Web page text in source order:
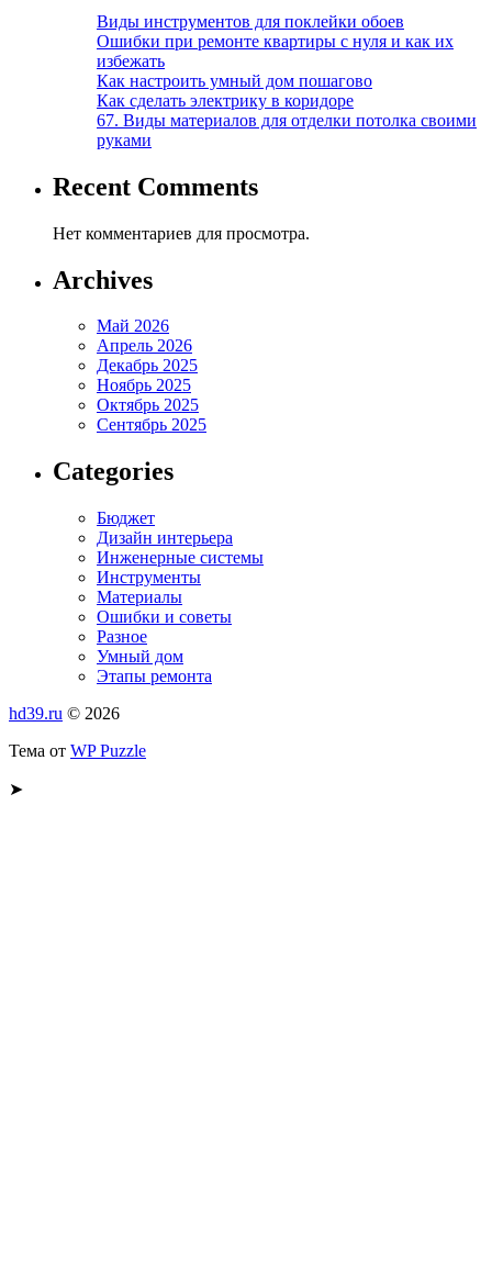
Виды инструментов для поклейки обоев
Ошибки при ремонте квартиры с нуля и как их
избежать
Как настроить умный дом пошагово
Как сделать электрику в коридоре
67. Виды материалов для отделки потолка своими
руками
Recent Comments
Нет комментариев для просмотра.
Archives
Май 2026
Апрель 2026
Декабрь 2025
Ноябрь 2025
Октябрь 2025
Сентябрь 2025
Categories
Бюджет
Дизайн интерьера
Инженерные системы
Инструменты
Материалы
Ошибки и советы
Разное
Умный дом
Этапы ремонта
hd39.ru © 2026
Тема от WP Puzzle
➤